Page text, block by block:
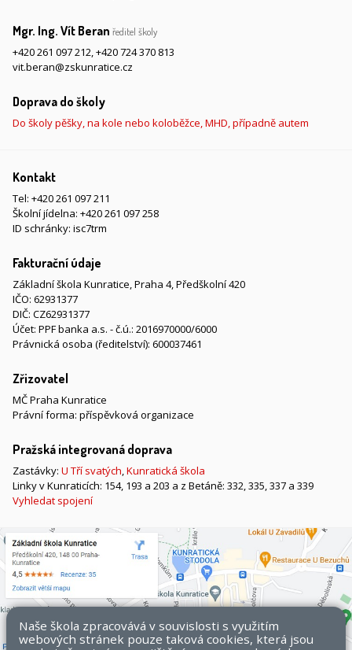
Mgr. Ing. Vít Beran ředitel školy
+420 261 097 212,+420 724 370 813
vit.beran@zskunratice.cz
Doprava do školy
Do školy pěšky, na kole nebo koloběžce, MHD, případně autem
Kontakt
Tel: +420 261 097 211
Školní jídelna: +420 261 097 258
ID schránky: isc7trm
Fakturační údaje
Základní škola Kunratice, Praha 4, Předškolní 420
IČO: 62931377
DIČ: CZ62931377
Účet: PPF banka a.s. - č.ú.: 2016970000/6000
Právnická osoba (ředitelství): 600037461
Zřizovatel
MČ Praha Kunratice
Právní forma: příspěvková organizace
Pražská integrovaná doprava
Zastávky: U Tří svatých,Kunratická škola
Linky v Kunraticích: 154, 193 a 203 a z Betáně: 332, 335, 337 a 339
Vyhledat spojení
Naše škola zpracovává v souvislosti s využitím
webových stránek pouze taková cookies, která jsou